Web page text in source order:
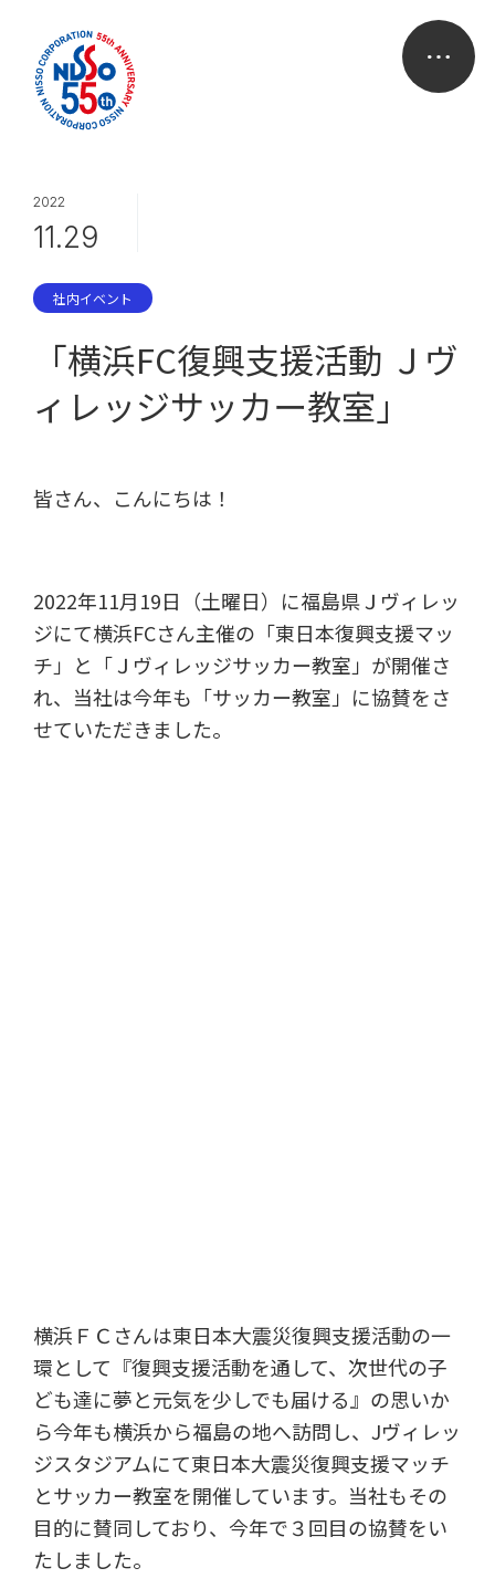
2022
11.29
社内イベント
「横浜FC復興支援活動 Ｊヴ
ィレッジサッカー教室」
皆さん、こんにちは！
2022年11月19日（土曜日）に福島県Ｊヴィレッ
ジにて横浜FCさん主催の「東日本復興支援マッ
チ」と「Ｊヴィレッジサッカー教室」が開催さ
れ、当社は今年も「サッカー教室」に協賛をさ
せていただきました。
横浜ＦＣさんは東日本大震災復興支援活動の一
環として『復興支援活動を通して、次世代の子
ども達に夢と元気を少しでも届ける』の思いか
ら今年も横浜から福島の地へ訪問し、Jヴィレッ
ジスタジアムにて東日本大震災復興支援マッチ
とサッカー教室を開催しています。当社もその
目的に賛同しており、今年で３回目の協賛をい
たしました。